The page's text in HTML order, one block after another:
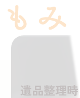
遺品整理